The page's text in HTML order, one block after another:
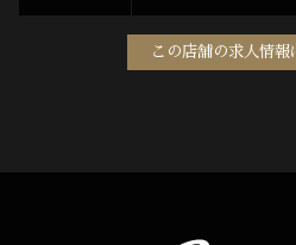
この店舗の求人情報